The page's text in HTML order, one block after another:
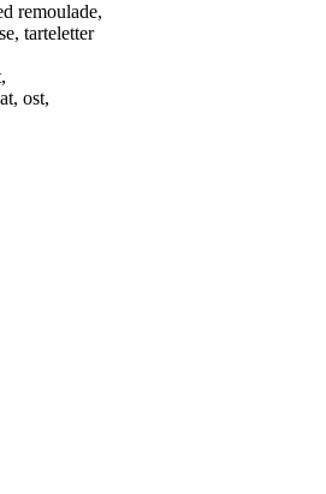
remoulade,
tarteletter
ost,